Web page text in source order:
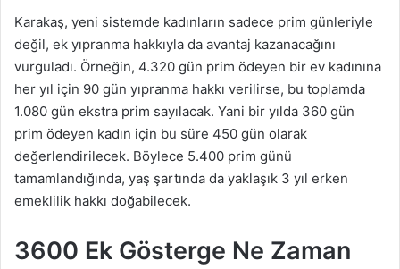
Karakaş, yeni sistemde kadınların sadece prim günleriyle
değil, ek yıpranma hakkıyla da avantaj kazanacağını
vurguladı. Örneğin, 4.320 gün prim ödeyen bir ev kadınına
her yıl için 90 gün yıpranma hakkı verilirse, bu toplamda
1.080 gün ekstra prim sayılacak. Yani bir yılda 360 gün
prim ödeyen kadın için bu süre 450 gün olarak
değerlendirilecek. Böylece 5.400 prim günü
tamamlandığında, yaş şartında da yaklaşık 3 yıl erken
emeklilik hakkı doğabilecek.
3600 Ek Gösterge Ne Zaman